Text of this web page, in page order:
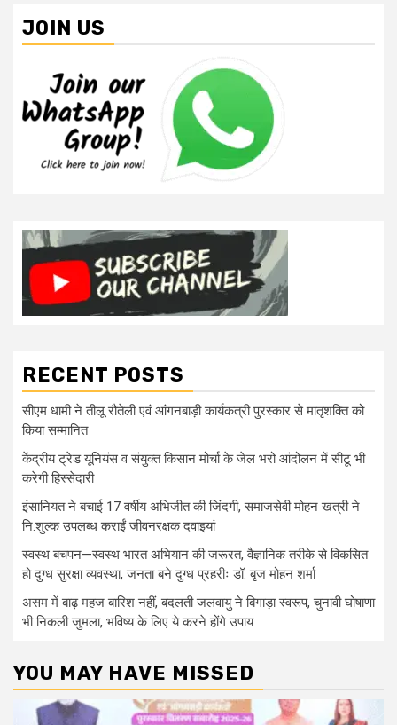
JOIN US
RECENT POSTS
सीएम धामी ने तीलू रौतेली एवं आंगनबाड़ी कार्यकत्री पुरस्कार से मातृशक्ति को
किया सम्मानित
केंद्रीय ट्रेड यूनियंस व संयुक्त किसान मोर्चा के जेल भरो आंदोलन में सीटू भी
करेगी हिस्सेदारी
इंसानियत ने बचाई 17 वर्षीय अभिजीत की जिंदगी, समाजसेवी मोहन खत्री ने
नि:शुल्क उपलब्ध कराईं जीवनरक्षक दवाइयां
स्वस्थ बचपन—स्वस्थ भारत अभियान की जरूरत, वैज्ञानिक तरीके से विकसित
हो दुग्ध सुरक्षा व्यवस्था, जनता बने दुग्ध प्रहरीः डॉ. बृज मोहन शर्मा
असम में बाढ़ महज बारिश नहीं, बदलती जलवायु ने बिगाड़ा स्वरूप, चुनावी घोषाणा
भी निकली जुमला, भविष्य के लिए ये करने होंगे उपाय
YOU MAY HAVE MISSED